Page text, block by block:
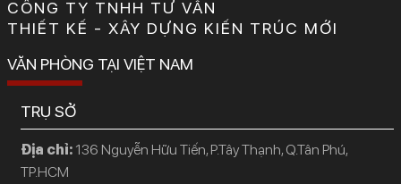
CÔNG TY TNHH TƯ VẤN
THIẾT KẾ - XÂY DỰNG KIẾN TRÚC MỚI
VĂN PHÒNG TẠI VIỆT NAM
TRỤ SỞ
Địa chỉ: 136 Nguyễn Hữu Tiến, P.Tây Thạnh, Q.Tân Phú,
TP.HCM